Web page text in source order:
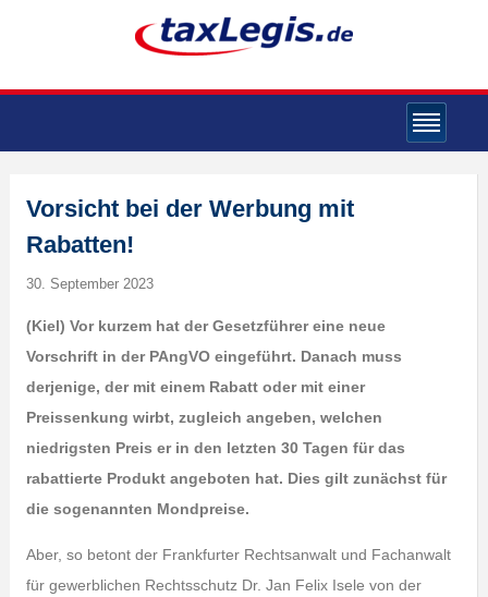
Vorsicht bei der Werbung mit
Rabatten!
30. September 2023
(Kiel) Vor kurzem hat der Gesetzführer eine neue
Vorschrift in der PAngVO eingeführt. Danach muss
derjenige, der mit einem Rabatt oder mit einer
Preissenkung wirbt, zugleich angeben, welchen
niedrigsten Preis er in den letzten 30 Tagen für das
rabattierte Produkt angeboten hat. Dies gilt zunächst für
die sogenannten Mondpreise.
Aber, so betont der Frankfurter Rechtsanwalt und Fachanwalt
für gewerblichen Rechtsschutz Dr. Jan Felix Isele von der